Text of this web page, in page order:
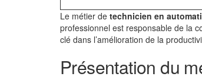
Le métier de technicien en
professionnel est responsable de la
clé dans l’amélioration de la
Présentation du